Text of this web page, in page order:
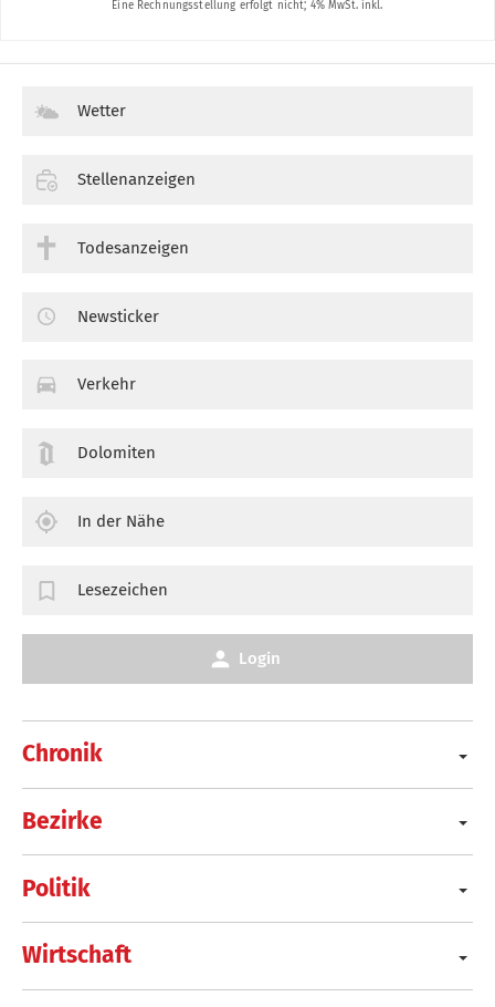
Chronik
Bezirke
Politik
Wirtschaft
Wetter
Stellenanzeigen
Todesanzeigen
Newsticker
Verkehr
Dolomiten
In der Nähe
Lesezeichen
Login